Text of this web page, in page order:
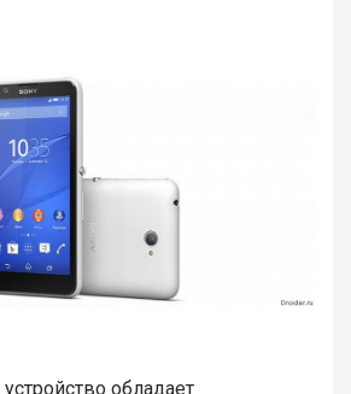
обладает